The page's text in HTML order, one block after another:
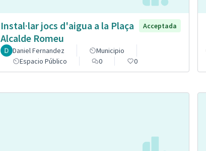
Instal·lar jocs d'aigua a la Plaça
Alcalde Romeu
Acceptada
Daniel Fernandez
Municipio
Espacio Público
0 0